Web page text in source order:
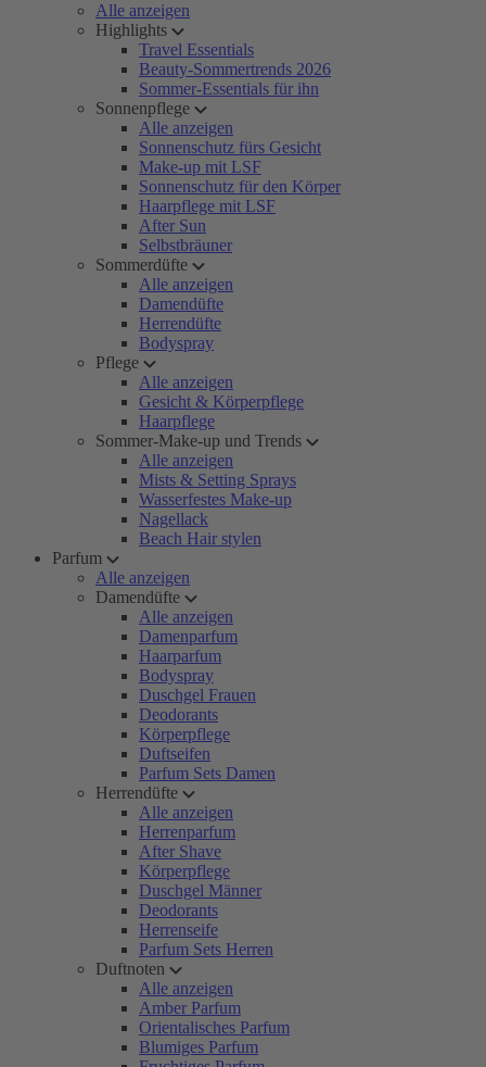
Alle anzeigen
Highlights
Travel Essentials
Beauty-Sommertrends 2026
Sommer-Essentials für ihn
Sonnenpflege
Alle anzeigen
Sonnenschutz fürs Gesicht
Make-up mit LSF
Sonnenschutz für den Körper
Haarpflege mit LSF
After Sun
Selbstbräuner
Sommerdüfte
Alle anzeigen
Damendüfte
Herrendüfte
Bodyspray
Pflege
Alle anzeigen
Gesicht & Körperpflege
Haarpflege
Sommer-Make-up und Trends
Alle anzeigen
Mists & Setting Sprays
Wasserfestes Make-up
Nagellack
Beach Hair stylen
Parfum
Alle anzeigen
Damendüfte
Alle anzeigen
Damenparfum
Haarparfum
Bodyspray
Duschgel Frauen
Deodorants
Körperpflege
Duftseifen
Parfum Sets Damen
Herrendüfte
Alle anzeigen
Herrenparfum
After Shave
Körperpflege
Duschgel Männer
Deodorants
Herrenseife
Parfum Sets Herren
Duftnoten
Alle anzeigen
Amber Parfum
Orientalisches Parfum
Blumiges Parfum